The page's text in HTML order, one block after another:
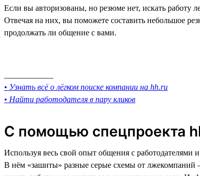
Если вы авторизованы, но резюме нет, искать работу
Отвечая на них, вы поможете составить небольшое
продолжать ли общение с вами.
• Узнать всё о лёгком поиске компании на hh.ru
• Найти работодателя в пару кликов
С помощью спецпроекта
Используя весь свой опыт общения с работодателями
В нём «зашиты» разные серые схемы от лжекомпаний